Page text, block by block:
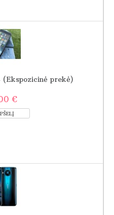
(Ekspozicinė prekė)
€